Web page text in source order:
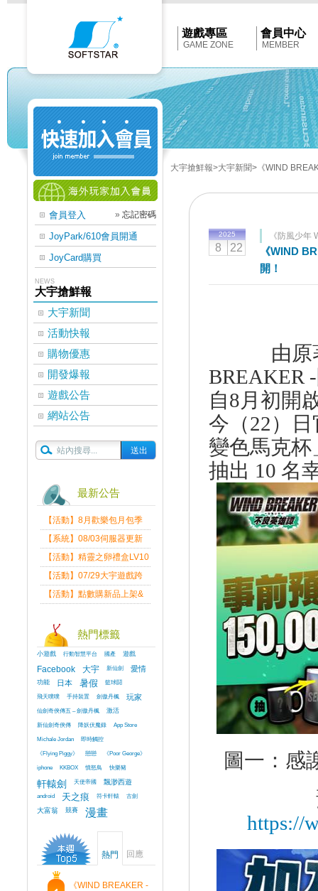
Softstar
遊戲專區
GAME ZONE
會員中心
MEMBER
會員登入 » 忘記密碼
JoyPark/610會員開通
JoyCard購買
NEWS
大宇搶鮮報
大宇新聞
活動快報
購物優惠
開發爆報
遊戲公告
網站公告
最新公告
【活動】8月歡樂包月包季
送
【系統】08/03伺服器更新
維護公告
【活動】精靈之卵禮盒LV10
限量發送中
【活動】07/29大宇遊戲跨
界盛典
【活動】點數購新品上架&
熱門標籤
小遊戲 行動智慧平台 國產 遊戲
Facebook 大宇 新仙劍 愛情
功能 日本 暑假
籃球鬪
飛天噗噗
手持裝置 劍傲丹楓 玩家
仙劍奇俠傳五 – 劍傲丹楓
激活
新仙劍奇俠傳
降妖伏魔錄
App Store
Michale Jordan
即時觸控
《Flying Piggy》
戀戀
《Poor George》
iphone
KKBOX 憤怒鳥 快樂豬
軒轅劍 天使帝國 飄渺西遊
android 天之痕 符卡軒轅 古劍
大富翁 競賽 漫畫
熱門 回應
《WIND BREAKER -
大宇搶鮮報>大宇新聞>《WIND
2025
8 22
《防風少年
《WIND
開！
由原
BREAKER -
自8月初開
今（22）
變色馬克
抽出 10 名
圖一：感
https://